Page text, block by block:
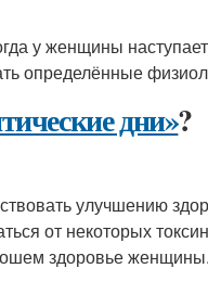
у женщины
определённые
дни»?
улучшению
от некоторых
здоровье женщины.